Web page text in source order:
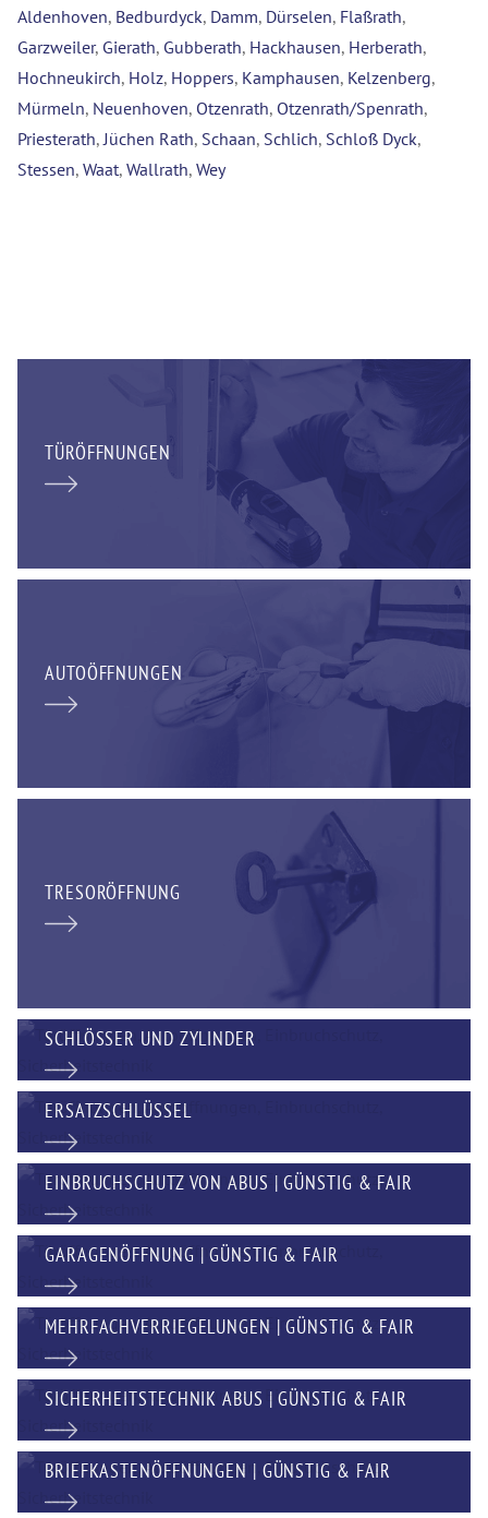
Aldenhoven, Bedburdyck, Damm, Dürselen, Flaßrath,
Garzweiler, Gierath, Gubberath, Hackhausen, Herberath,
Hochneukirch, Holz, Hoppers, Kamphausen, Kelzenberg,
Mürmeln, Neuenhoven, Otzenrath, Otzenrath/Spenrath,
Priesterath,Jüchen Rath, Schaan, Schlich, Schloß Dyck,
Stessen, Waat, Wallrath, Wey
TÜRÖFFNUNGEN
AUTOÖFFNUNGEN
TRESORÖFFNUNG
SCHLÖSSER UND ZYLINDER
ERSATZSCHLÜSSEL
EINBRUCHSCHUTZ VON ABUS | GÜNSTIG & FAIR
GARAGENÖFFNUNG | GÜNSTIG & FAIR
MEHRFACHVERRIEGELUNGEN | GÜNSTIG & FAIR
SICHERHEITSTECHNIK ABUS | GÜNSTIG & FAIR
BRIEFKASTENÖFFNUNGEN | GÜNSTIG & FAIR